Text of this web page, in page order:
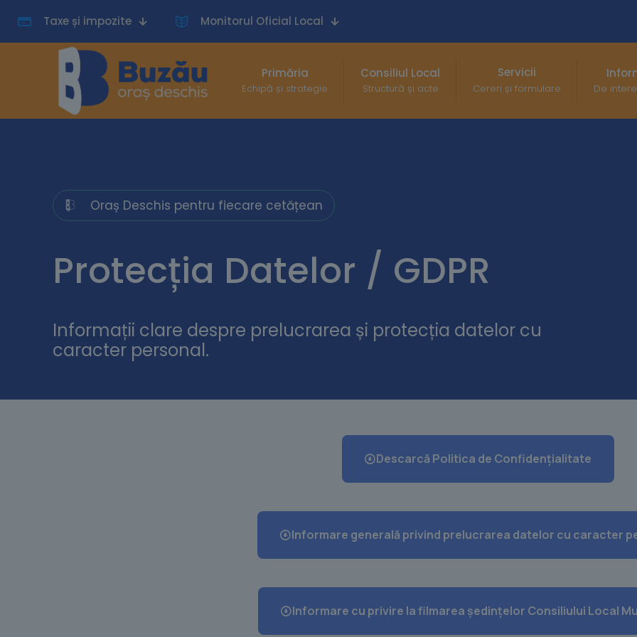
Taxe și impozite Monitorul Oficial Local
Primăria
Echipă și strategie
Consiliul Local
Structură și acte
Servicii
Cereri și formulare De
Oraș Deschis pentru fiecare cetățean
Protecția Datelor / GDPR
Informații clare despre prelucrarea și protecția datelor cu
caracter personal.
Descarcă Politica de Confidențialitate
Informare generală privind prelucrarea datelor cu caracter
Informare cu privire la filmarea ședințelor Consiliului Local